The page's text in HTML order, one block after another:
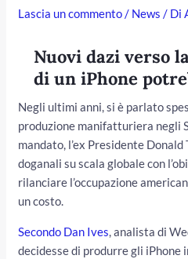
Lascia un commento/ News / Di
Nuovi dazi verso
di un iPhone
Negli ultimi anni, si è parlato
produzione manifatturiera negli
mandato, l’ex Presidente
doganali su scala globale con
rilanciare l’occupazione
un costo.
Secondo Dan Ives, analista di
decidesse di produrre gli iPhone